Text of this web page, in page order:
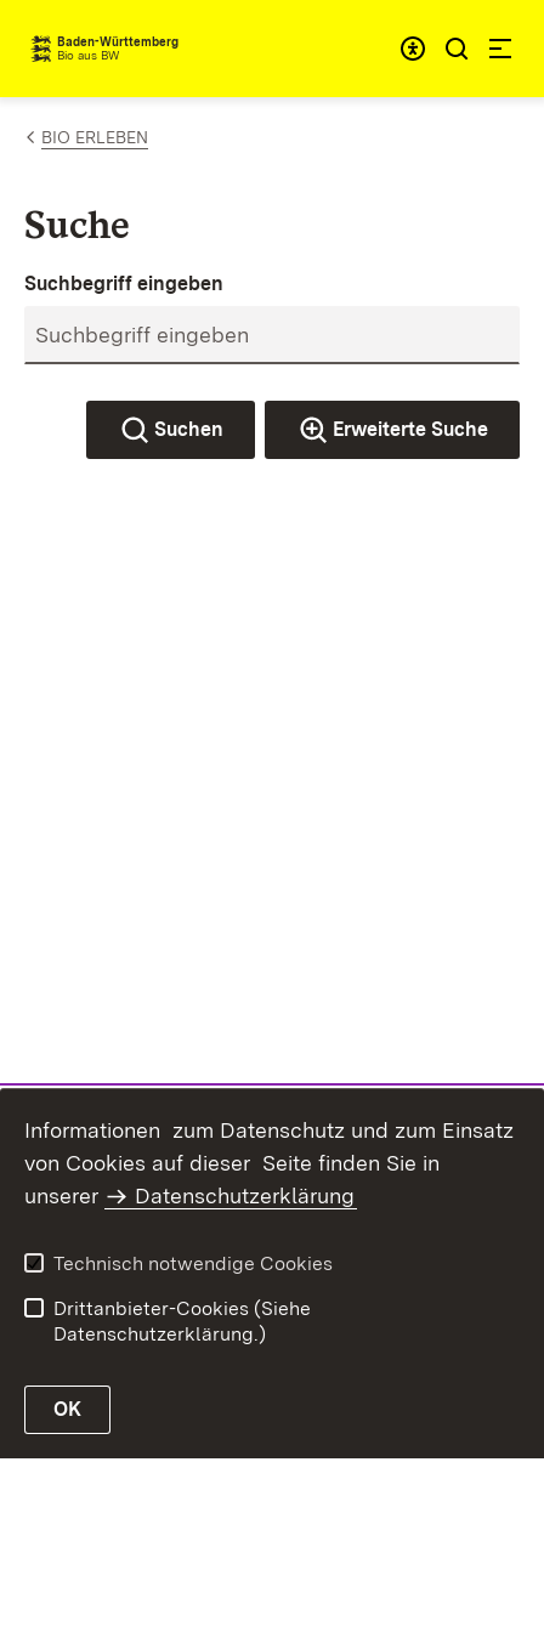
Zum Inhalt springen
Baden-Württemberg
Bio aus BW
BIO ERLEBEN
Suche
Suchbegriff eingeben
Suchen Erweiterte Suche
Link zur Website des MLR Baden-Württemberg
Barrierefreiheit
Informationen zum Datenschutz und zum Einsatz
von Cookies auf dieser Seite finden Sie in
unserer
Datenschutzerklärung
Technisch notwendige Cookies
Drittanbieter-Cookies (Siehe
Datenschutzerklärung.)
OK